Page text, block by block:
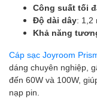
Công suất tối
Độ dài dây: 1,2
Khả năng
Cáp sạc Joyroom
dáng chuyên nghiệp,
đến 60W và 100W,
nạp pin.